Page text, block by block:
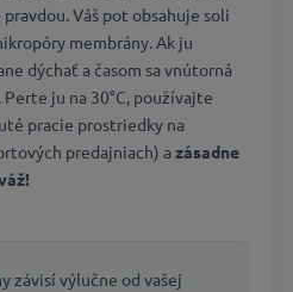
Váš pot obsahuje soli
membrány. Ak ju
dýchať a časom sa vnútorná
ju na 30°C, používajte
pracie prostriedky na
predajniach) azásadne
závisí výlučne od vašej